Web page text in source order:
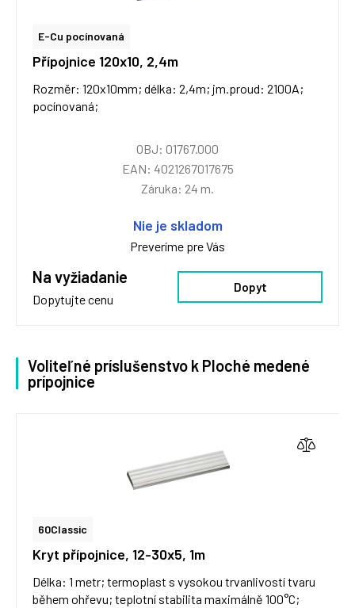
E-Cu pocínovaná
Přípojnice 120x10, 2,4m
Rozměr: 120x10mm; délka: 2,4m; jm.proud: 2100A;
pocínovaná;
OBJ: 01767.000
EAN: 4021267017675
Záruka: 24 m.
Nie je skladom
Preveríme pre Vás
Na vyžiadanie
Dopytujte cenu
Dopyt
Voliteľné príslušenstvo k Ploché medené
prípojnice
60Classic
Kryt přípojnice, 12-30x5, 1m
Délka: 1 metr; termoplast s vysokou trvanlivostí tvaru
během ohřevu; teplotní stabilita maximálně 100°C;